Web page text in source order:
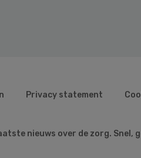
Privacy statement
nieuws over de zorg. Snel,